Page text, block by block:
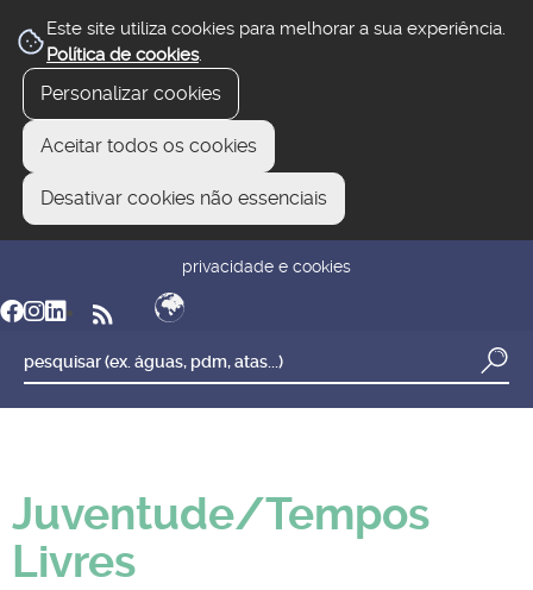
Este site utiliza cookies para melhorar a sua experiência.
Política de cookies.
Personalizar cookies
Aceitar todos os cookies
Desativar cookies não essenciais
privacidade e cookies
Juventude/Tempos
Livres